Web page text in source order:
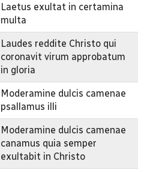
Laetus exultat in certamina
multa
Laudes reddite Christo qui
coronavit virum approbatum
in gloria
Moderamine dulcis camenae
psallamus illi
Moderamine dulcis camenae
canamus quia semper
exultabit in Christo